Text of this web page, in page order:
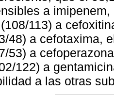
a
113) a
48) a cefotaxima,
53) a
122) a
a las otras